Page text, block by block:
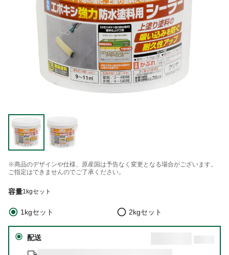
※商品のデザインや仕様、原産国は予告なく変更となる場合がございます。
ご指定はできませんのでご了承ください。
容量1kgセット
1kgセット 2kgセット
配送